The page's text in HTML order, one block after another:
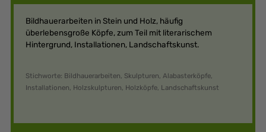
Bildhauerarbeiten in Stein und Holz, häufig
überlebensgroße Köpfe, zum Teil mit literarischem
Hintergrund, Installationen, Landschaftskunst.
Stichworte: Bildhauerarbeiten, Skulpturen, Alabasterköpfe,
Installationen, Holzskulpturen, Holzköpfe, Landschaftskunst